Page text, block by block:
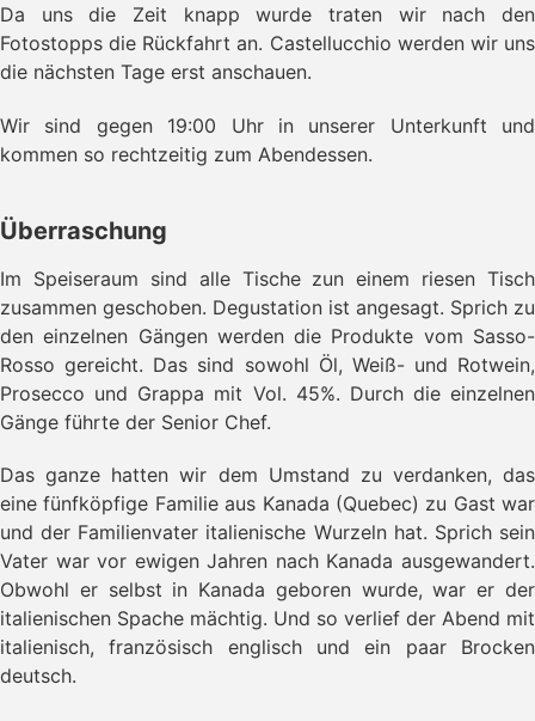
Da uns die Zeit knapp wurde traten wir nach den
Fotostopps die Rückfahrt an. Castellucchio werden wir uns
die nächsten Tage erst anschauen.
Wir sind gegen 19:00 Uhr in unserer Unterkunft und
kommen so rechtzeitig zum Abendessen.
Überraschung
Im Speiseraum sind alle Tische zun einem riesen Tisch
zusammen geschoben. Degustation ist angesagt. Sprich zu
den einzelnen Gängen werden die Produkte vom Sasso-
Rosso gereicht. Das sind sowohl Öl, Weiß- und Rotwein,
Prosecco und Grappa mit Vol. 45%. Durch die einzelnen
Gänge führte der Senior Chef.
Das ganze hatten wir dem Umstand zu verdanken, das
eine fünfköpfige Familie aus Kanada (Quebec) zu Gast war
und der Familienvater italienische Wurzeln hat. Sprich sein
Vater war vor ewigen Jahren nach Kanada ausgewandert.
Obwohl er selbst in Kanada geboren wurde, war er der
italienischen Spache mächtig. Und so verlief der Abend mit
italienisch, französisch englisch und ein paar Brocken
deutsch.